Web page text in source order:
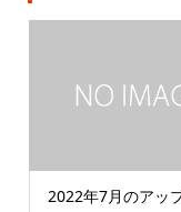
2022年7月のアッ